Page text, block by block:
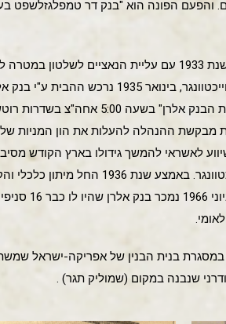
והוא בקשה לשינויים פנימיים. והפעם הפונה הוא "בנק דר
עד שנת 1935 פעל במקום הבנק הגרמני, הרמן אלרן הגיע לארץ מבאדן שבגרמניה בשנת 1933 עם עליית הנאציים
בנק, יחד עם יעקב יפת שהקים את בנק יפת, ועם זליגמן פויכטוונגר שהקים את בנק פוייכטוונגר, בינואר 1935 נרכש
הכללית מבקשת ההנהלה להעלות את הון המניות
זו שיווע לאשראי להמשך גידולו בארץ הקודש
התפתחו וגדלו הבנקים המשפחתיים שיסדו עולי גרמניה כמו אלרן, בנק יפת ובנק פויכטוונגר. באמצע שנת
מחזור הכסף בבנקים כי פקדונות רבים הוצאו, נפגע האשראי ובנקים התקשו לפעול, ביוני
רוטשילד 3 לא נשאר זכר. הוא נהרס במסגרת בנית הבנין של אפריקה-